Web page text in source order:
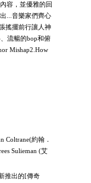
容，並優雅的回
...音樂家們齊心
搖擺前行讓人神
流暢的bop和俯
Mishap2.How
Coltrane(約翰．
Sulieman (艾
推出的[傳奇